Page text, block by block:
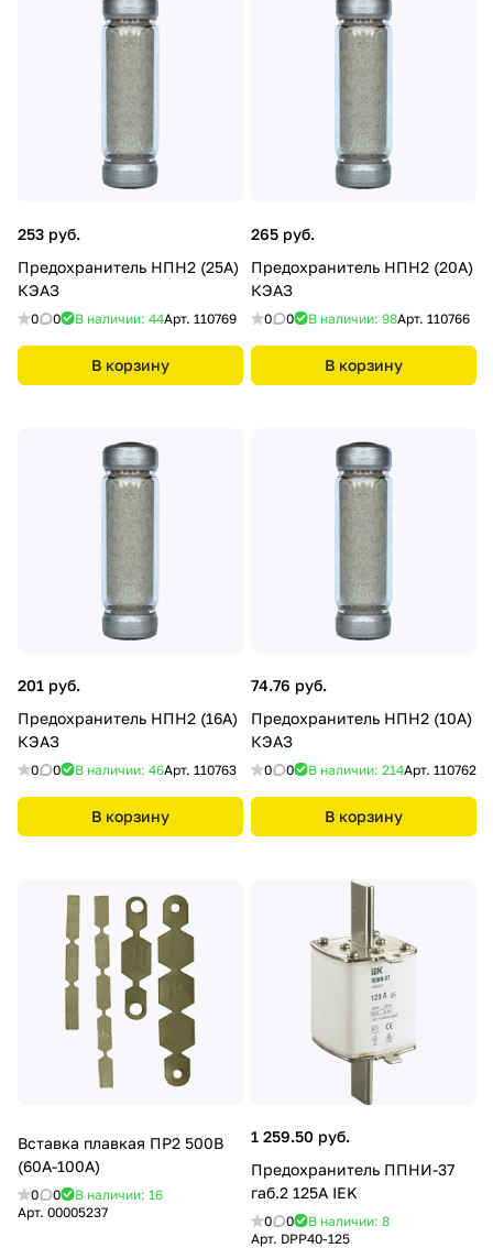
253 руб.
Предохранитель НПН2 (25А)
КЭАЗ
0 0 В наличии: 44Арт. 110769
В корзину
265 руб.
Предохранитель НПН2 (20А)
КЭАЗ
0 0 В наличии: 98Арт. 110766
В корзину
201 руб.
Предохранитель НПН2 (16А)
КЭАЗ
0 0 В наличии: 46Арт. 110763
В корзину
74.76 руб.
Предохранитель НПН2 (10А)
КЭАЗ
0 0 В наличии: 214Арт. 110762
В корзину
Вставка плавкая ПР2 500В
(60А-100А)
0 0
В наличии: 16
Арт. 00005237
1 259.50 руб.
Предохранитель ППНИ-37
габ.2 125А IEK
0 0
В наличии: 8
Арт. DPP40-125